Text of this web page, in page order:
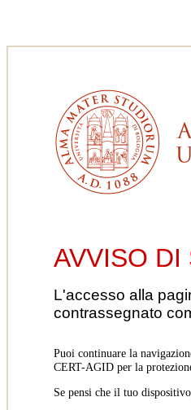
AVVISO DI
L'accesso alla
contrassegnato
Puoi continuare la
CERT-AGID per la
Se pensi che il tuo